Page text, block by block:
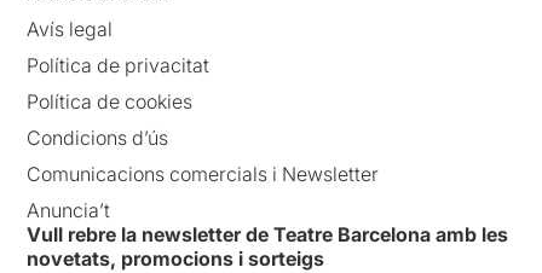
Avís legal
Política de privacitat
Política de cookies
Condicions d’ús
Comunicacions comercials i Newsletter
Anuncia’t
Vull rebre la newsletter de Teatre Barcelona amb les
novetats, promocions i sorteigs